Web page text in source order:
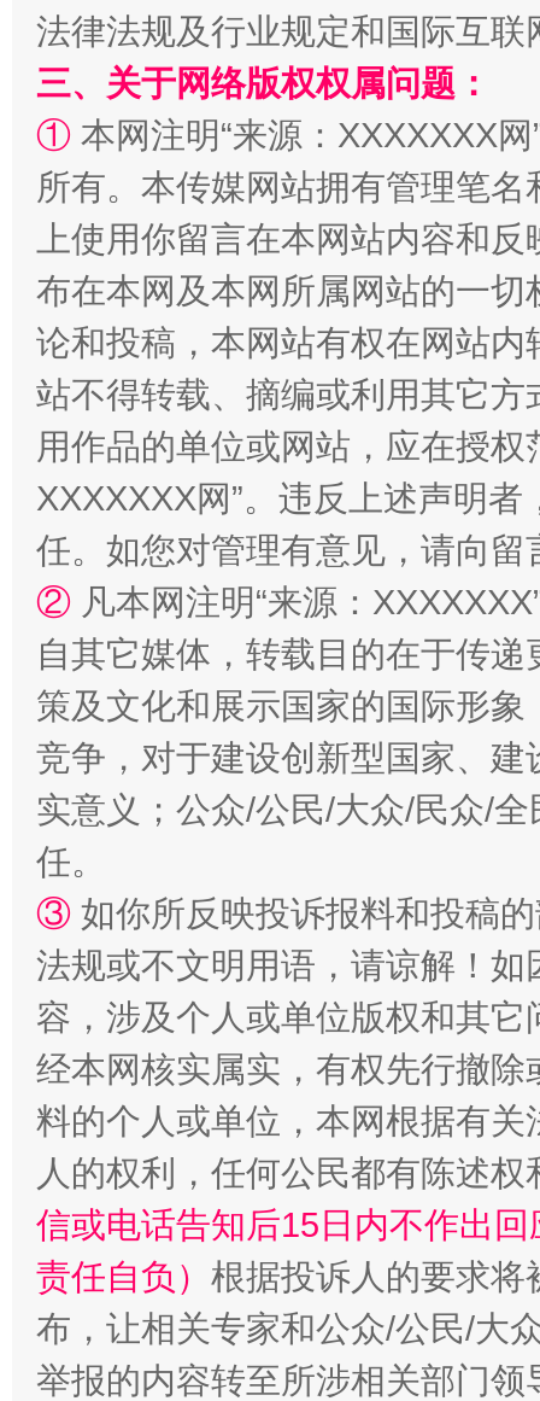
国家大学科技园优化重塑工作
扯下公款旅游的“隐身衣” 如何以
“蜀中异人”王建安的艺术幻境
法律法规及行业规定和国际互
三、关于网络版权权属问题：
① 本网注明“来源：XXXXXXX
所有。本传媒网站拥有管理笔
上使用你留言在本网站内容和
布在本网及本网所属网站的一
论和投稿，本网站有权在网站
站不得转载、摘编或利用其它
用作品的单位或网站，应在授
XXXXXXX网”。违反上述声明
任。如您对管理有意见，请向
② 凡本网注明“来源：
自其它媒体，转载目的在于传
策及文化和展示国家的国际形
竞争，对于建设创新型国家、
实意义；公众/公民/大众/民众/
任。
③ 如你所反映投诉报料和投稿
法规或不文明用语，请谅解！
容，涉及个人或单位版权和其它
经本网核实属实，有权先行撤
料的个人或单位，本网根据有
人的权利，任何公民都有陈述
信或电话告知后15日内不作出
责任自负） 根据投诉人的要求将
布，让相关专家和公众/公民/大
举报的内容转至所涉相关部门